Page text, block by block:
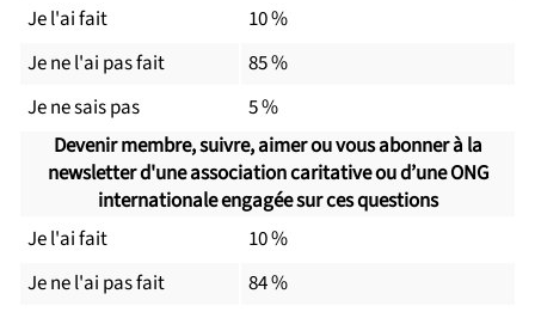
Je l'ai fait
10 %
Je ne l'ai pas fait
85 %
Je ne sais pas
5 %
Devenir membre, suivre, aimer ou vous abonner à la
newsletter d'une association caritative ou d’une ONG
internationale engagée sur ces questions
Je l'ai fait
10 %
Je ne l'ai pas fait
84 %